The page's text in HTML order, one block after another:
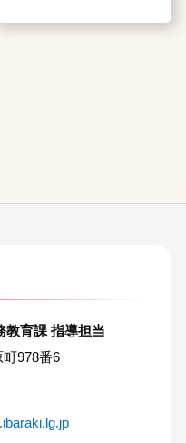
教育課 指導担当
978番6